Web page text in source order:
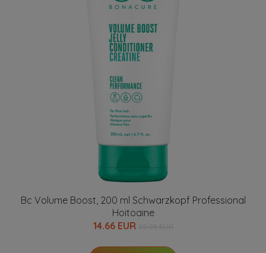
Bc Volume Boost, 200 ml Schwarzkopf Professional
Hoitoaine
14.66 EUR